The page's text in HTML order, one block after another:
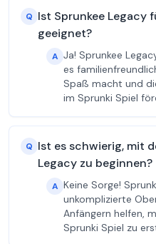
Q Ist Sprunkee Legacy
geeignet?
A Ja! Sprunkee
es
Spaß macht und
im Sprunki Spiel
Q Ist es schwierig, mit
Legacy zu beginnen?
A Keine Sorge!
unkomplizierte
Anfängern helfen,
Sprunki Spiel zu